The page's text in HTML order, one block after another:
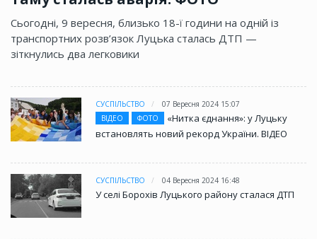
Сьогодні, 9 вересня, близько 18-ї години на одній із
транспортних розв’язок Луцька сталась ДТП —
зіткнулись два легковики
СУСПІЛЬСТВО
07 Вересня 2024 15:07
ВІДЕО
ФОТО
«Нитка єднання»: у Луцьку
встановлять новий рекорд України. ВІДЕО
СУСПІЛЬСТВО 04 Вересня 2024 16:48
У селі Борохів Луцького району сталася ДТП